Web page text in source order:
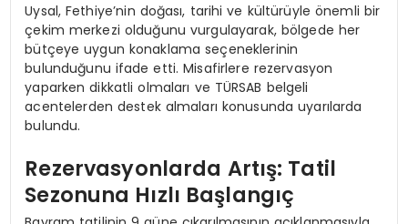
Uysal, Fethiye’nin doğası, tarihi ve kültürüyle önemli bir
çekim merkezi olduğunu vurgulayarak, bölgede her
bütçeye uygun konaklama seçeneklerinin
bulunduğunu ifade etti. Misafirlere rezervasyon
yaparken dikkatli olmaları ve TÜRSAB belgeli
acentelerden destek almaları konusunda uyarılarda
bulundu.
Rezervasyonlarda Artış: Tatil
Sezonuna Hızlı Başlangıç